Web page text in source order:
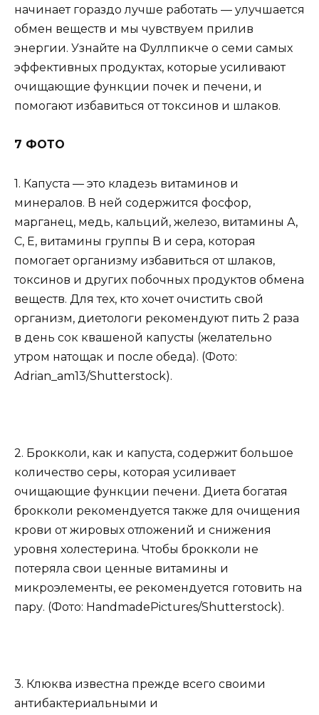
начинает гораздо лучше работать — улучшается
обмен веществ и мы чувствуем прилив
энергии. Узнайте на Фуллпикче о семи самых
эффективных продуктах, которые усиливают
очищающие функции почек и печени, и
помогают избавиться от токсинов и шлаков.
7 ФОТО
1. Капуста — это кладезь витаминов и
минералов. В ней содержится фосфор,
марганец, медь, кальций, железо, витамины А,
С, Е, витамины группы В и сера, которая
помогает организму избавиться от шлаков,
токсинов и других побочных продуктов обмена
веществ. Для тех, кто хочет очистить свой
организм, диетологи рекомендуют пить 2 раза
в день сок квашеной капусты (желательно
утром натощак и после обеда). (Фото:
Adrian_am13/Shutterstock).
2. Брокколи, как и капуста, содержит большое
количество серы, которая усиливает
очищающие функции печени. Диета богатая
брокколи рекомендуется также для очищения
крови от жировых отложений и снижения
уровня холестерина. Чтобы брокколи не
потеряла свои ценные витамины и
микроэлементы, ее рекомендуется готовить на
пару. (Фото: HandmadePictures/Shutterstock).
3. Клюква известна прежде всего своими
антибактериальными и